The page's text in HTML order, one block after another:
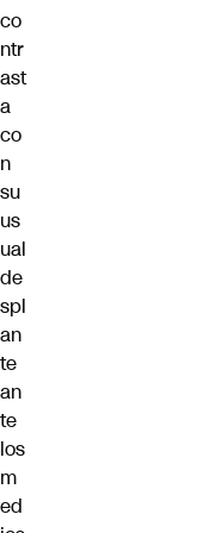
co
ntr
ast
a
co
n
su
us
ual
de
spl
an
te
an
te
los
m
ed